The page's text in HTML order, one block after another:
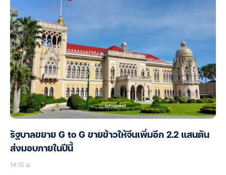
รัฐบาลขยาย G to G ขายข้าวให้จีนเพิ่มอีก 2.2 แสนตัน
ส่งมอบภายในปีนี้
14:15 น.